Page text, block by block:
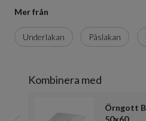
Mer från
Underlakan Påslakan
Kombinera med
Örngott
50x60